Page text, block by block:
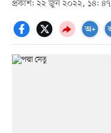
প্রকাশ: ২২ জুন ২০২২, ১৪: ৪৭